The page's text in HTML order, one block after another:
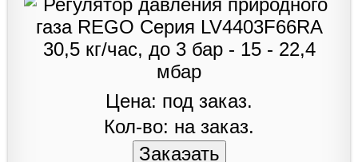
Цена: под заказ.
Кол-во: на заказ.